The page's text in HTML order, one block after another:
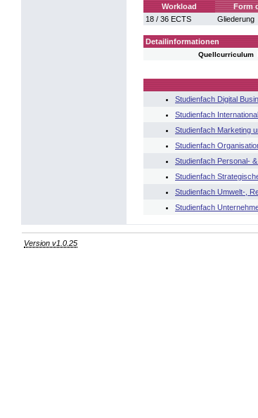
Workload Form
18 / 36 ECTS
Gliederung
Detailinformationen
Quellcurriculum
Studienfach Digital
Studienfach
Studienfach Marketing
Studienfach
Studienfach Personal-
Studienfach
Studienfach Umwelt-,
Studienfach
Version v1.0.25